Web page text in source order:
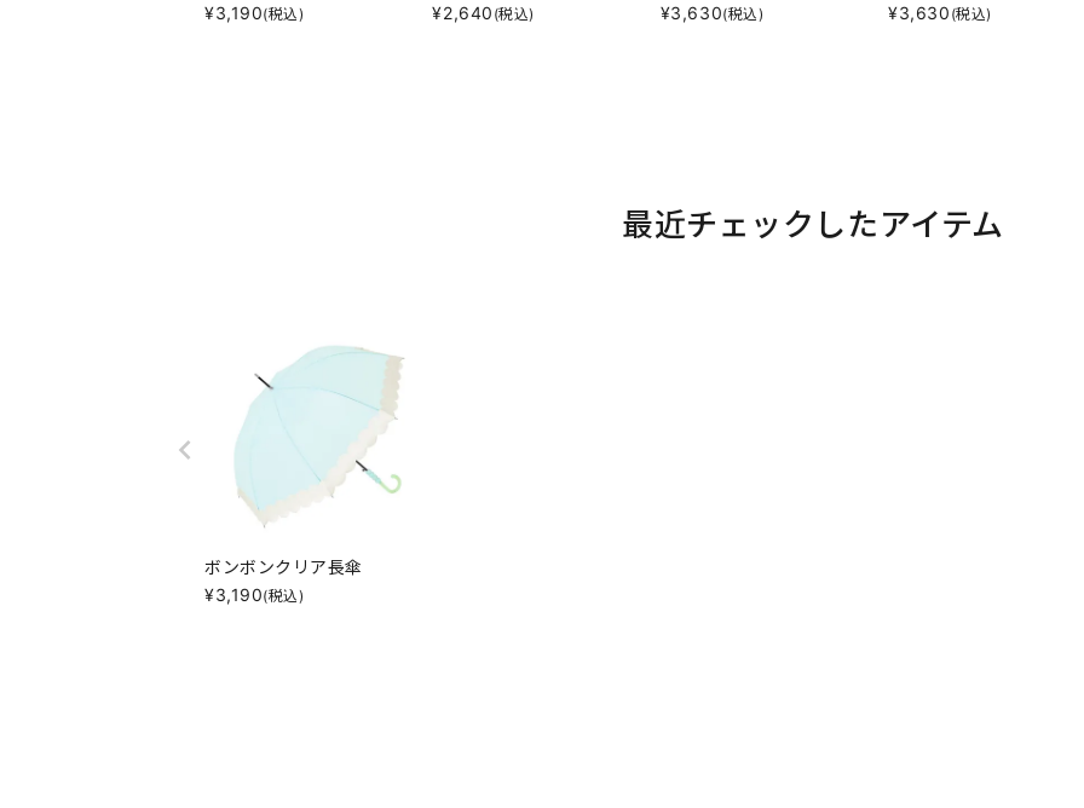
¥3,190(税込)
¥2,640 (税込)
¥3,630(税込)
¥3,630 (税込)
最近チェックしたアイテム
ボンボンクリア長傘
¥3,190(税込)